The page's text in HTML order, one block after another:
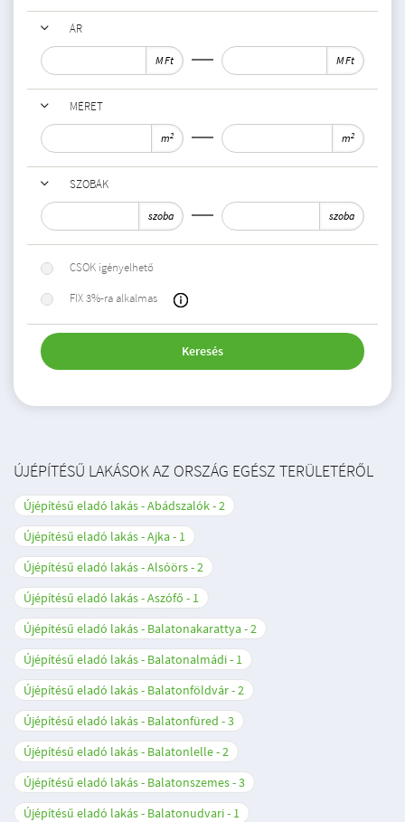
ÁR
M Ft M Ft
MÉRET
m2 m2
SZOBÁK
szoba szoba
CSOK igényelhető
FIX 3%-ra alkalmas
Keresés
ÚJÉPÍTÉSŰ LAKÁSOK AZ ORSZÁG EGÉSZ TERÜLETÉRŐL
Újépítésű eladó lakás - Abádszalók 2
Újépítésű eladó lakás - Ajka
1
Újépítésű eladó lakás - Alsóörs 2
Újépítésű eladó lakás - Aszófő
1
Újépítésű eladó lakás - Balatonakarattya 2
Újépítésű eladó lakás - Balatonalmádi
1
Újépítésű eladó lakás - Balatonföldvár 2
Újépítésű eladó lakás - Balatonfüred
3
Újépítésű eladó lakás - Balatonlelle 2
Újépítésű eladó lakás - Balatonszemes 3
Újépítésű eladó lakás - Balatonudvari
1